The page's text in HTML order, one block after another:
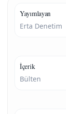
Yayımlayan
Erta Denetim
İçerik
Bülten